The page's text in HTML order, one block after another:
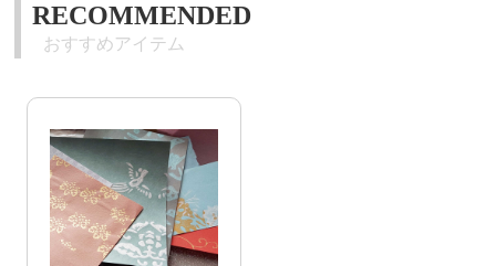
RECOMMENDED
おすすめアイテム